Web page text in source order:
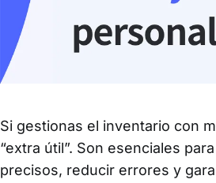
Si gestionas el inventario con
“extra útil”. Son esenciales
precisos, reducir errores y